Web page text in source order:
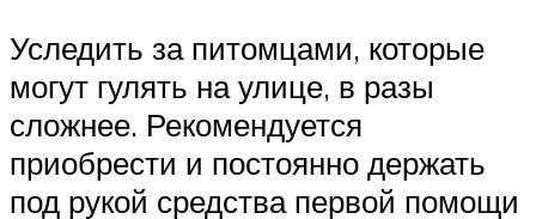
Уследить за питомцами, которые
могут гулять на улице, в разы
сложнее. Рекомендуется
приобрести и постоянно держать
под рукой средства первой помощи